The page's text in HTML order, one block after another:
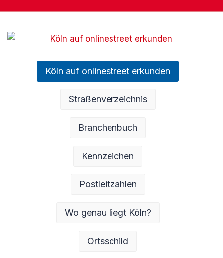
Köln auf onlinestreet erkunden
Straßenverzeichnis
Branchenbuch
Kennzeichen
Postleitzahlen
Wo genau liegt Köln?
Ortsschild